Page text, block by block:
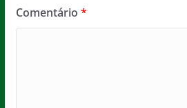
Comentário *